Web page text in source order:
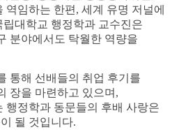
역임하는 한편, 세계 유명 저널에
대학교 행정학과 교수진은
분야에서도 탁월한 역량을
통해 선배들의 취업 후기를
장을 마련하고 있으며,
행정학과 동문들의 후배 사랑은
될 것입니다.